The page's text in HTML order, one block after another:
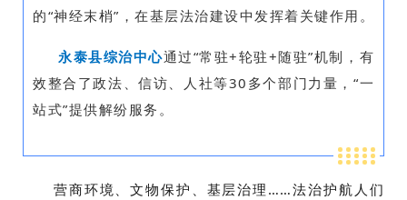
的“神经末梢”，在基层法治建设中发挥着关键作用。
永泰县综治中心通过“常驻+轮驻+随驻”机制，有
效整合了政法、信访、人社等30多个部门力量，“一
站式”提供解纷服务。
营商环境、文物保护、基层治理……法治护航人们